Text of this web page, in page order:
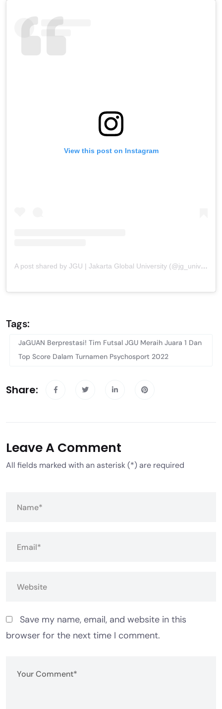
View this post on Instagram
A post shared by JGU | Jakarta Global University (@jg_university)
Tags:
JaGUAN Berprestasi! Tim Futsal JGU Meraih Juara 1 Dan
Top Score Dalam Turnamen Psychosport 2022
Share:
Leave A Comment
All fields marked with an asterisk (*) are required
Save my name, email, and website in this
browser for the next time I comment.